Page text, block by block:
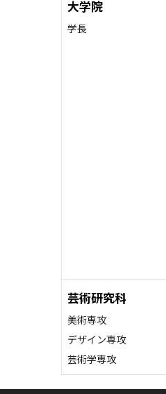
大学院
学長
芸術研究科
美術専攻
デザイン専攻
芸術学専攻